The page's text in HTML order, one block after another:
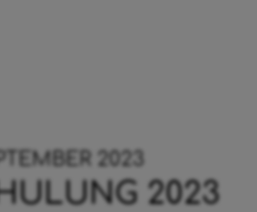
2023
2023